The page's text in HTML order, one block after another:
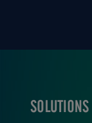
FOOTER
SOLUTIONS